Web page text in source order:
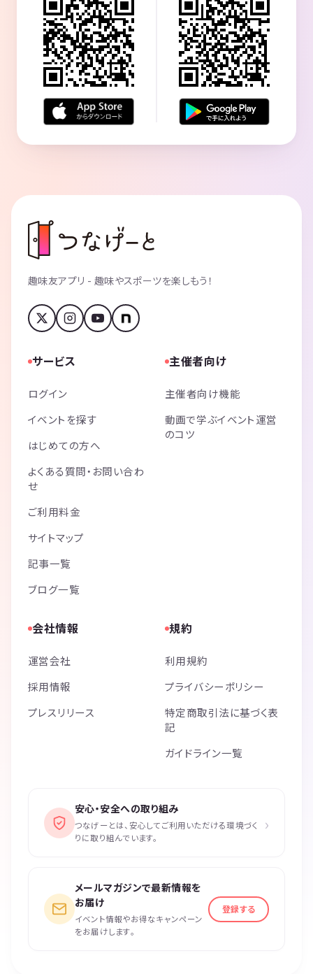
趣味友アプリ - 趣味やスポーツを楽しもう！
サービス
ログイン
イベントを探す
はじめての方へ
よくある質問・お問い合わ
せ
ご利用料金
サイトマップ
記事一覧
ブログ一覧
主催者向け
主催者向け機能
動画で学ぶイベント運営
のコツ
会社情報
運営会社
採用情報
プレスリリース
規約
利用規約
プライバシーポリシー
特定商取引法に基づく表
記
ガイドライン一覧
安心・安全への取り組み
つなげーとは、安心してご利用いただける環境づく
りに取り組んでいます。
›
メールマガジンで最新情報を
お届け
イベント情報やお得なキャンペーン
をお届けします。
登録する